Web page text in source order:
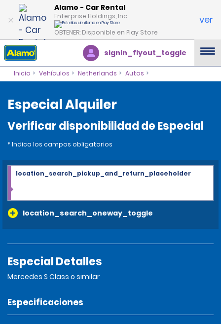
Alamo - Car Rental
Enterprise Holdings, Inc.
OBTENER: Disponible en Play Store
ver
signin_flyout_toggle
Inicio Vehículos Netherlands Autos
Especial Alquiler
Verificar disponibilidad de Especial
* Indica los campos obligatorios
location_search_oneway_toggle
location_search_pickup_and_return_placeholder
Especial Detalles
Mercedes S Class o similar
Especificaciones